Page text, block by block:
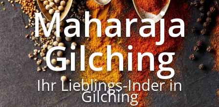
Maharaja
Gilching
Ihr Lieblings-Inder in
Gilching